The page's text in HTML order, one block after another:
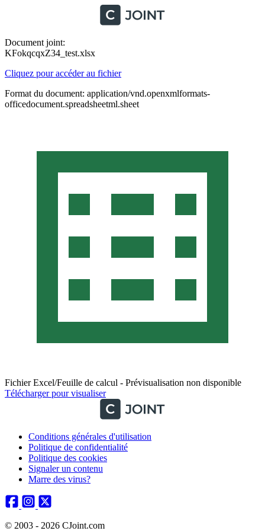
Document joint:
KFokqcqxZ34_test.xlsx
Cliquez pour accéder au fichier
Format du document: application/vnd.openxmlformats-
officedocument.spreadsheetml.sheet
Fichier Excel/Feuille de calcul - Prévisualisation non disponible
Télécharger pour visualiser
Conditions générales d'utilisation
Politique de confidentialité
Politique des cookies
Signaler un contenu
Marre des virus?
© 2003 - 2026 CJoint.com